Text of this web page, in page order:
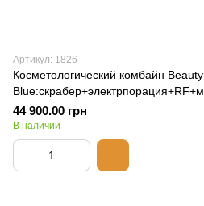
Артикул: 1826
Косметологический комбайн
44 900.00 грн
В наличии